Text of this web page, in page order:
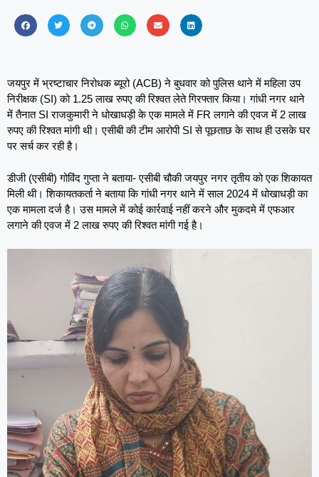
जयपुर में भ्रष्टाचार निरोधक ब्यूरो (ACB) ने बुधवार को पुलिस थाने में महिला उप
निरीक्षक (SI) को 1.25 लाख रुपए की रिश्वत लेते गिरफ्तार किया। गांधी नगर थाने
में तैनात SI राजकुमारी ने धोखाधड़ी के एक मामले में FR लगाने की एवज में 2 लाख
रुपए की रिश्वत मांगी थी। एसीबी की टीम आरोपी SI से पूछताछ के साथ ही उसके घर
पर सर्च कर रही है।
डीजी (एसीबी) गोविंद गुप्ता ने बताया- एसीबी चौकी जयपुर नगर तृतीय को एक शिकायत
मिली थी। शिकायतकर्ता ने बताया कि गांधी नगर थाने में साल 2024 में धोखाधड़ी का
एक मामला दर्ज है। उस मामले में कोई कार्रवाई नहीं करने और मुकदमे में एफआर
लगाने की एवज में 2 लाख रुपए की रिश्वत मांगी गई है।